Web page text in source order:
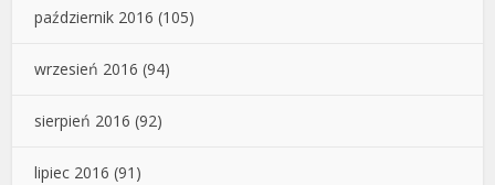
październik 2016 (105)
wrzesień 2016 (94)
sierpień 2016 (92)
lipiec 2016 (91)